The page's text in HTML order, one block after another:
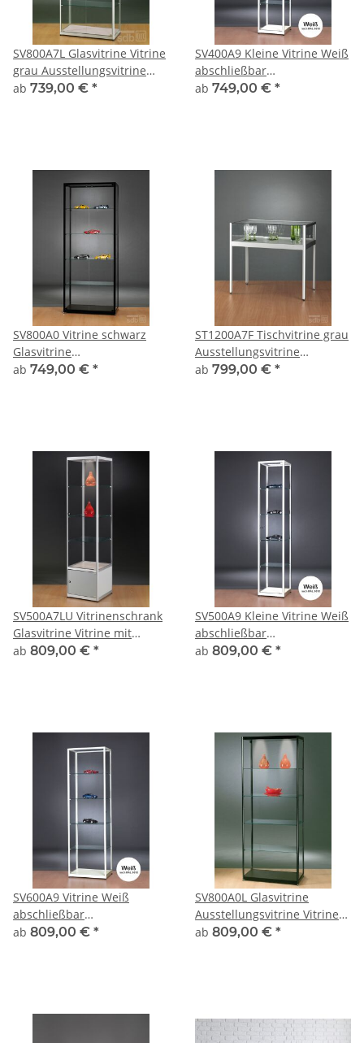
SV800A7L Glasvitrine Vitrine
grau Ausstellungsvitrine
Präsentationsvitrine Alu
ab 739,00 € *
SV400A9 Kleine Vitrine Weiß
abschließbar
Ausstellungsvitrine
ab 749,00 € *
SV800A0 Vitrine schwarz
Glasvitrine
Ausstellungsvitrine
ab 749,00 € *
ST1200A7F Tischvitrine grau
Ausstellungsvitrine
Präsentationsvitrine Alu
ab 799,00 € *
SV500A7LU Vitrinenschrank
Glasvitrine Vitrine mit
Unterschrank
ab 809,00 € *
SV500A9 Kleine Vitrine Weiß
abschließbar
Ausstellungsvitrine
ab 809,00 € *
SV600A9 Vitrine Weiß
abschließbar
Ausstellungsvitrine
ab 809,00 € *
SV800A0L Glasvitrine
Ausstellungsvitrine Vitrine
Schwarz mit Beleuchtung
ab 809,00 € *